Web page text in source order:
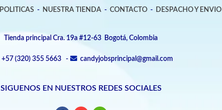
POLITICAS - NUESTRA TIENDA- CONTACTO- DESPACHO Y ENVIO
Tienda principal Cra. 19a #12-63 Bogotá, Colombia
+57 (320) 355 5663 - candyjobsprincipal@gmail.com
SIGUENOS EN NUESTROS REDES SOCIALES